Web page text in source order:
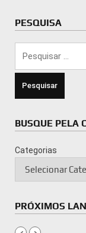
PESQUISA
BUSQUE PELA
Categorias
PRÓXIMOS